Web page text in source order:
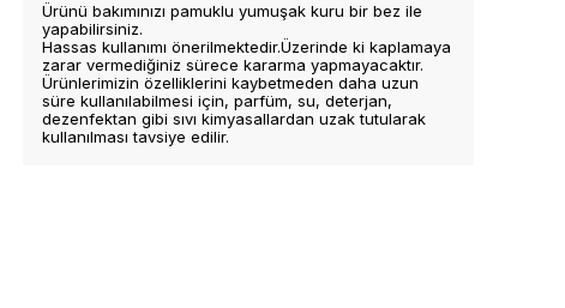
Ürünü bakımınızı pamuklu yumuşak kuru bir bez ile
yapabilirsiniz.
Hassas kullanımı önerilmektedir.Üzerinde ki kaplamaya
zarar vermediğiniz sürece kararma yapmayacaktır.
Ürünlerimizin özelliklerini kaybetmeden daha uzun
süre kullanılabilmesi için, parfüm, su, deterjan,
dezenfektan gibi sıvı kimyasallardan uzak tutularak
kullanılması tavsiye edilir.